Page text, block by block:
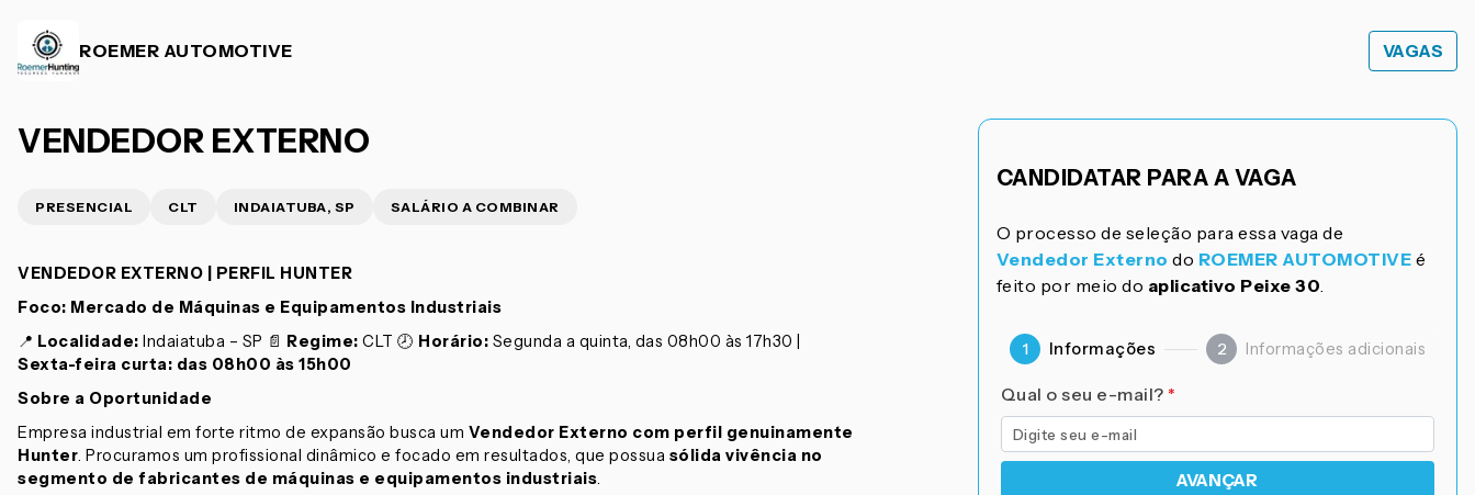
ROEMER AUTOMOTIVE VAGAS
VENDEDOR EXTERNO
PRESENCIAL CLT INDAIATUBA, SP SALÁRIO A COMBINAR
VENDEDOR EXTERNO | PERFIL HUNTER
Foco: Mercado de Máquinas e Equipamentos Industriais
📍 Localidade: Indaiatuba – SP 📄 Regime: CLT 🕗 Horário: Segunda a quinta, das 08h00 às 17h30 |
Sexta-feira curta: das 08h00 às 15h00
Sobre a Oportunidade
Empresa industrial em forte ritmo de expansão busca um Vendedor Externo com perfil genuinamente
Hunter. Procuramos um profissional dinâmico e focado em resultados, que possua sólida vivência no
segmento de fabricantes de máquinas e equipamentos industriais.
CANDIDATAR PARA A VAGA
O processo de seleção para essa vaga de
Vendedor Externo do ROEMER AUTOMOTIVE é
feito por meio do aplicativo Peixe 30.
1 Informações 2 Informações adicionais
Qual o seu e-mail? *
AVANÇAR